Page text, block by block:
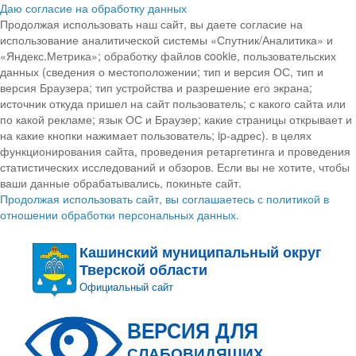
Даю согласие на обработку данных
Продолжая использовать наш сайт, вы даете согласие на
использование аналитической системы «Спутник/Аналитика» и
«Яндекс.Метрика»; обработку файлов cookie, пользовательских
данных (сведения о местоположении; тип и версия ОС, тип и
версия Браузера; тип устройства и разрешение его экрана;
источник откуда пришел на сайт пользователь; с какого сайта или
по какой рекламе; язык ОС и Браузер; какие страницы открывает и
на какие кнопки нажимает пользователь; ip-адрес). в целях
функционирования сайта, проведения ретаргетинга и проведения
статистических исследований и обзоров. Если вы не хотите, чтобы
ваши данные обрабатывались, покиньте сайт.
Продолжая использовать сайт, вы соглашаетесь с политикой в
отношении обработки персональных данных.